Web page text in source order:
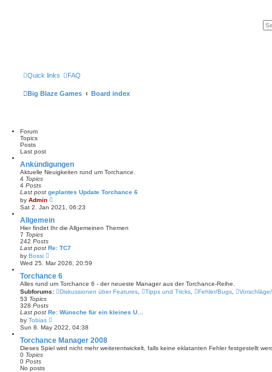
Quick links FAQ
Big Blaze Games Board index
Forum
Topics
Posts
Last post
Ankündigungen
Aktuelle Neuigkeiten rund um Torchance.
4 Topics
4 Posts
Last post geplantes Update Torchance 6
by Admin
i
e
w
t
h
a
e
t
p
o
Sat 2. Jan 2021, 06:23
Allgemein
Hier findet Ihr die Allgemeinen Themen
7 Topics
242 Posts
Last post Re: TC7
by Bossi
i
e
w
t
h
e
t
e
s
p
o
Wed 25. Mar 2026, 20:59
Torchance 6
Alles rund um Torchance 6 - der neueste Manager aus der Torchance-Reihe.
Subforums:
Diskussionen über Features Tipps und Tricks Fehler/Bugs
53 Topics
328 Posts
Last post Re: Wünsche für ein kleines U…
by Tobias
e
w
t
h
Sun 8. May 2022, 04:38
Torchance Manager 2008
Dieses Spiel wird nicht mehr weiterentwickelt, falls keine eklatanten Fehler festgestellt
0 Topics
0 Posts
No posts